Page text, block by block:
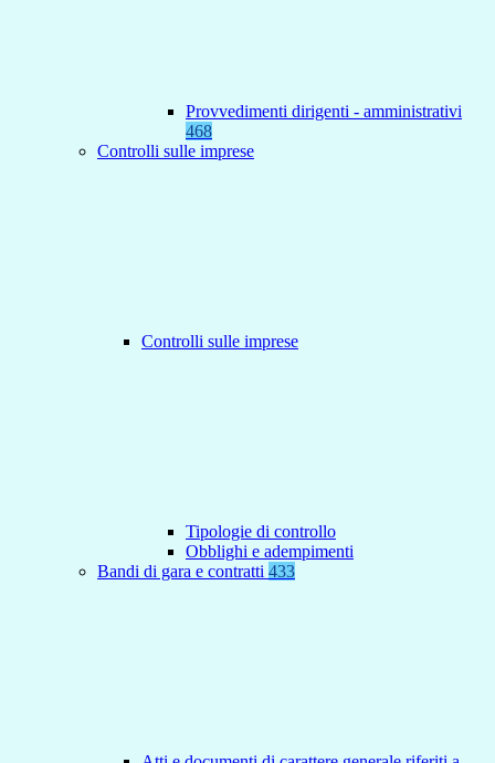
Provvedimenti dirigenti - amministrativi
468
Controlli sulle imprese
Controlli sulle imprese
Tipologie di controllo
Obblighi e adempimenti
Bandi di gara e contratti 433